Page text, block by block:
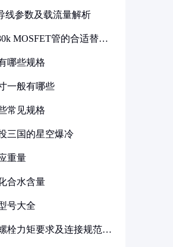
线参数及载流量解析
MOSFET管的合适替代
哪些规格
一般有哪些
常见规格
三国的星空爆冷
重量
合水含量
号大全
栓力矩要求及连接规范详